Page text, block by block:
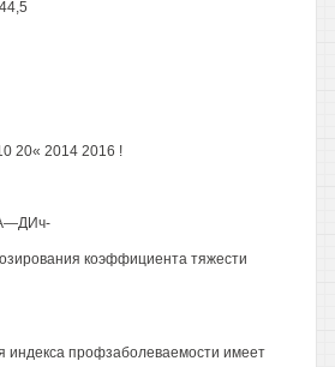
20« 2014 2016 !
коэффициента тяжести
индекса профзаболеваемости имеет